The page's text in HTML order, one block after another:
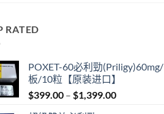
RATED
POXET-60必利勁(Priligy)60mg/
板/10粒【原装进口】
$399.00 – $1,399.00Price